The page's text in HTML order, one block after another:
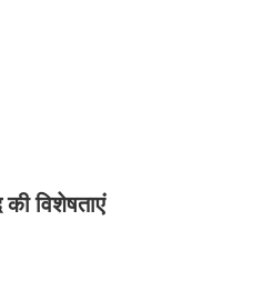
विशेषताएं